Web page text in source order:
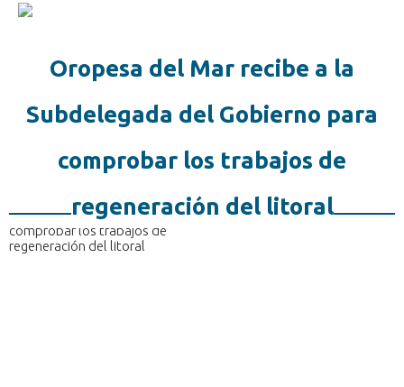
Oropesa del Mar recibe a la
Subdelegada del Gobierno para
comprobar los trabajos de
regeneración del litoral